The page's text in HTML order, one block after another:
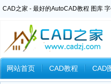
CAD之家 - 最好的AutoCAD教程 图库
网站首页 CAD教程 CAD